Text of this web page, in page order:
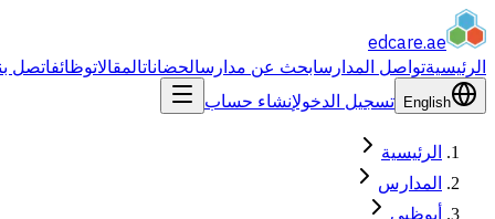
edcare.ae
الرئيسيةتواصل المدارسابحث عن مدارسالحضاناتالمقالاتوظائفاتصل
English تسجيل الدخولإنشاء حساب
الرئيسية
المدارس
أبوظبي